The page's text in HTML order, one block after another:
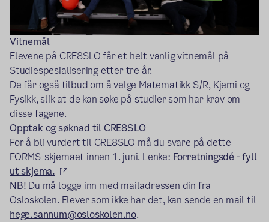
Vitnemål
Elevene på CRE8SLO får et helt vanlig vitnemål på
Studiespesialisering etter tre år.
De får også tilbud om å velge Matematikk S/R, Kjemi og
Fysikk, slik at de kan søke på studier som har krav om
disse fagene.
Opptak og søknad til CRE8SLO
For å bli vurdert til CRE8SLO må du svare på dette
FORMS-skjemaet innen 1. juni. Lenke: Forretningsdé - fyll
ut skjema.
(ekstern lenke)
NB! Du må logge inn med mailadressen din fra
Osloskolen. Elever som ikke har det, kan sende en mail til
hege.sannum@osloskolen.no.